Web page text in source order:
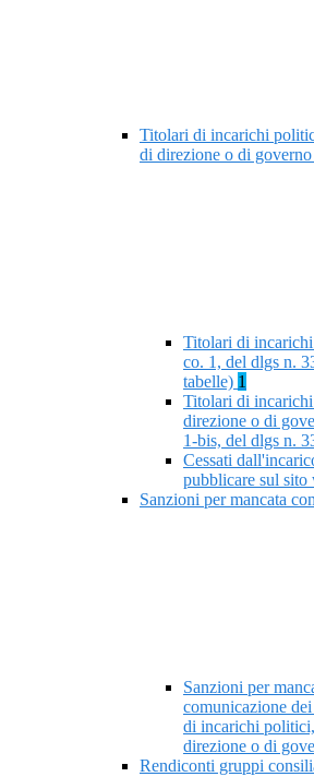
Titolari di incarichi
di direzione o di governo
Titolari di
co. 1, del dlgs n.
tabelle) 1
Titolari di
direzione o di
1-bis, del dlgs n.
Cessati
pubblicare sul sito
Sanzioni per mancata
Sanzioni per
comunicazione
di incarichi
direzione o di
Rendiconti gruppi